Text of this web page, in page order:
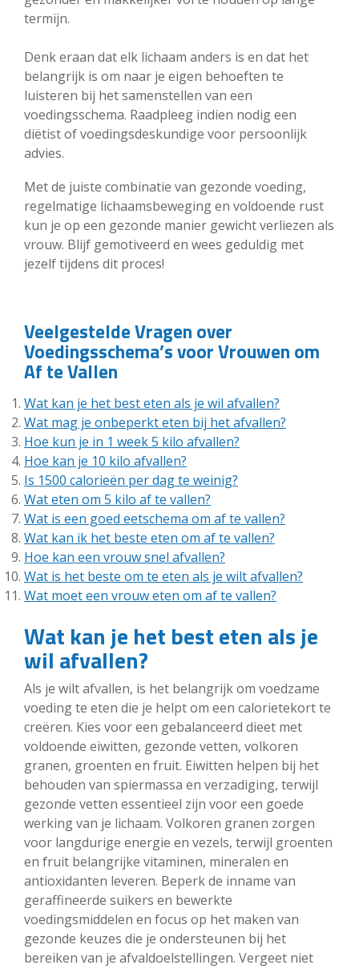
termijn.
Denk eraan dat elk lichaam anders is en dat het
belangrijk is om naar je eigen behoeften te
luisteren bij het samenstellen van een
voedingsschema. Raadpleeg indien nodig een
diëtist of voedingsdeskundige voor persoonlijk
advies.
Met de juiste combinatie van gezonde voeding,
regelmatige lichaamsbeweging en voldoende rust
kun je op een gezonde manier gewicht verliezen als
vrouw. Blijf gemotiveerd en wees geduldig met
jezelf tijdens dit proces!
Veelgestelde Vragen over
Voedingsschema’s voor Vrouwen om
Af te Vallen
Wat kan je het best eten als je wil afvallen?
Wat mag je onbeperkt eten bij het afvallen?
Hoe kun je in 1 week 5 kilo afvallen?
Hoe kan je 10 kilo afvallen?
Is 1500 calorieën per dag te weinig?
Wat eten om 5 kilo af te vallen?
Wat is een goed eetschema om af te vallen?
Wat kan ik het beste eten om af te vallen?
Hoe kan een vrouw snel afvallen?
Wat is het beste om te eten als je wilt afvallen?
Wat moet een vrouw eten om af te vallen?
Wat kan je het best eten als je
wil afvallen?
Als je wilt afvallen, is het belangrijk om voedzame
voeding te eten die je helpt om een calorietekort te
creëren. Kies voor een gebalanceerd dieet met
voldoende eiwitten, gezonde vetten, volkoren
granen, groenten en fruit. Eiwitten helpen bij het
behouden van spiermassa en verzadiging, terwijl
gezonde vetten essentieel zijn voor een goede
werking van je lichaam. Volkoren granen zorgen
voor langdurige energie en vezels, terwijl groenten
en fruit belangrijke vitaminen, mineralen en
antioxidanten leveren. Beperk de inname van
geraffineerde suikers en bewerkte
voedingsmiddelen en focus op het maken van
gezonde keuzes die je ondersteunen bij het
bereiken van je afvaldoelstellingen. Vergeet niet